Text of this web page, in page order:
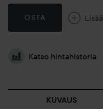
OSTA Lisää
Katso hintahistoria
KUVAUS